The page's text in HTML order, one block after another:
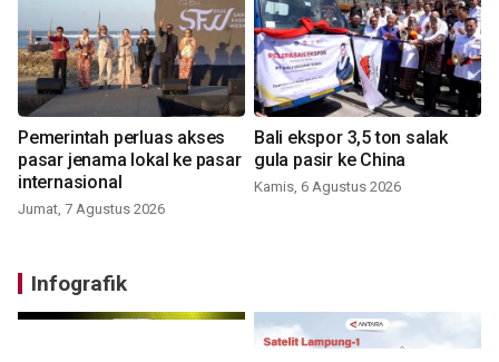
Pemerintah perluas akses
pasar jenama lokal ke pasar
internasional
Jumat, 7 Agustus 2026
Bali ekspor 3,5 ton salak
gula pasir ke China
Kamis, 6 Agustus 2026
Infografik